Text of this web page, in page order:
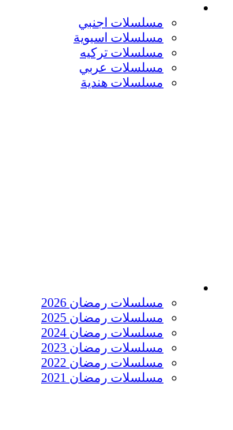
مسلسلات اجنبي
مسلسلات اسيوية
مسلسلات تركيه
مسلسلات عربي
مسلسلات هندية
مسلسلات رمضان 2026
مسلسلات رمضان 2025
مسلسلات رمضان 2024
مسلسلات رمضان 2023
مسلسلات رمضان 2022
مسلسلات رمضان 2021